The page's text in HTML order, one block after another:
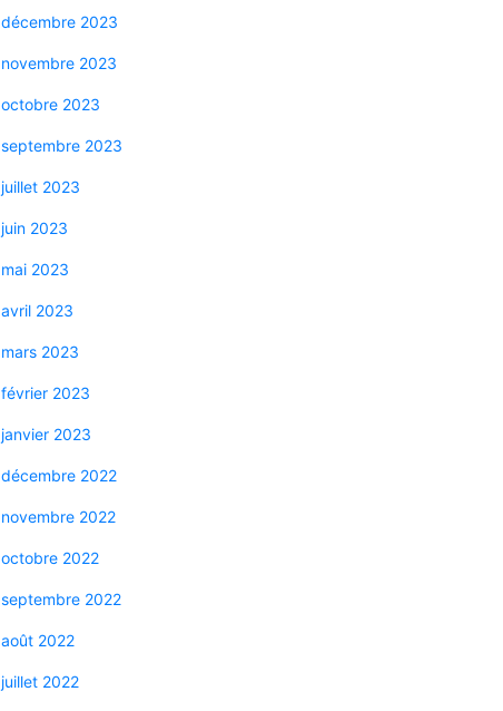
décembre 2023
novembre 2023
octobre 2023
septembre 2023
juillet 2023
juin 2023
mai 2023
avril 2023
mars 2023
février 2023
janvier 2023
décembre 2022
novembre 2022
octobre 2022
septembre 2022
août 2022
juillet 2022